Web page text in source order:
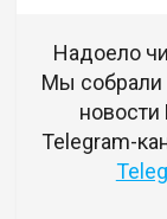
Надоело
Мы собрали
новости
Telegram-